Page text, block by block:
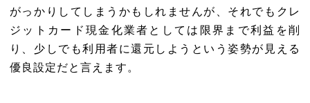
がっかりしてしまうかもしれませんが、それでもクレ
ジットカード現金化業者としては限界まで利益を削
り、少しでも利用者に還元しようという姿勢が見える
優良設定だと言えます。